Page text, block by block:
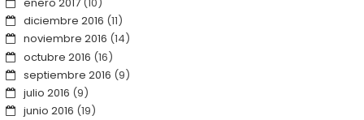
diciembre 2016 (11)
noviembre 2016 (14)
octubre 2016 (16)
septiembre 2016 (9)
julio 2016 (9)
junio 2016 (19)